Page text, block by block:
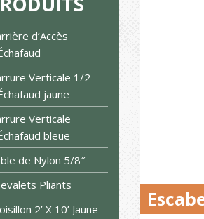
d’Accès
Verticale 1/2
jaune
Verticale
bleue
de Nylon 5/8″
Pliants
2’ X 10’ Jaune